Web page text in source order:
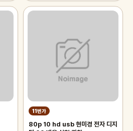
11번가
80p 10 hd usb 현미경 전자 디지